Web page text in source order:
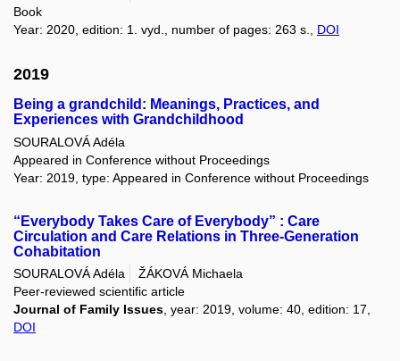
Book
Year: 2020, edition: 1. vyd., number of pages: 263 s., DOI
2019
Being a grandchild: Meanings, Practices, and
Experiences with Grandchildhood
SOURALOVÁ Adéla
Appeared in Conference without Proceedings
Year: 2019, type: Appeared in Conference without Proceedings
“Everybody Takes Care of Everybody” : Care
Circulation and Care Relations in Three-Generation
Cohabitation
SOURALOVÁ Adéla
ŽÁKOVÁ Michaela
Peer-reviewed scientific article
Journal of Family Issues , year: 2019, volume: 40, edition: 17,
DOI